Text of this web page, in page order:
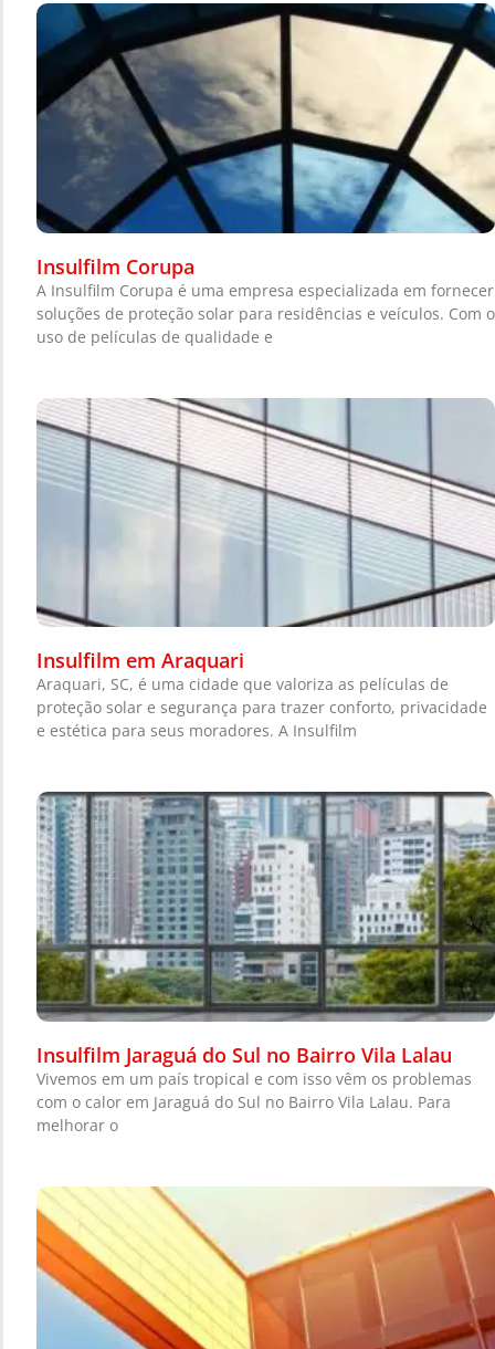
Insulfilm Corupa
A Insulfilm Corupa é uma empresa especializada em fornecer
soluções de proteção solar para residências e veículos. Com o
uso de películas de qualidade e
Insulfilm em Araquari
Araquari, SC, é uma cidade que valoriza as películas de
proteção solar e segurança para trazer conforto, privacidade
e estética para seus moradores. A Insulfilm
Insulfilm Jaraguá do Sul no Bairro Vila Lalau
Vivemos em um país tropical e com isso vêm os problemas
com o calor em Jaraguá do Sul no Bairro Vila Lalau. Para
melhorar o